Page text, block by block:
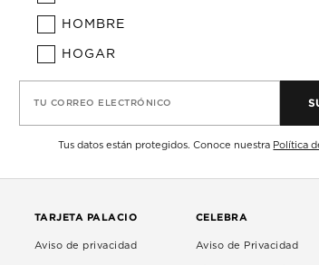
HOMBRE
HOGAR
TU CORREO ELECTRÓNICO
Tus datos están protegidos. Conoce nuestra Política
TARJETA PALACIO
Aviso de privacidad
CELEBRA
Aviso de Privacidad